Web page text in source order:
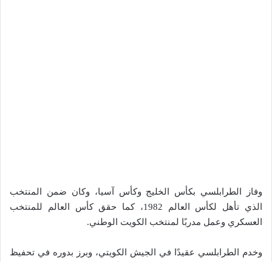
وفاز الطرابلسي بكأس الخليج وكأس آسيا، وكان ضمن المنتخب
الذي تأهل لكأس العالم 1982، كما حقق كأس العالم للمنتخب
العسكري وعمل مدربًا لمنتخب الكويت الوطني.
وخدم الطرابلسي عقيدًا في الجيش الكويتي، وبرز بدوره في تحفيظ